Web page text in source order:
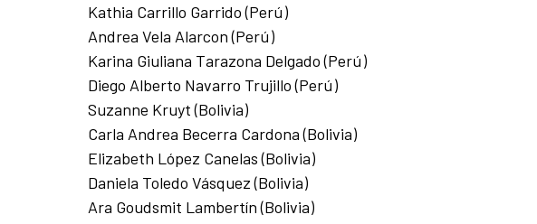
Kathia Carrillo Garrido (Perú)
Andrea Vela Alarcon (Perú)
Karina Giuliana Tarazona Delgado (Perú)
Diego Alberto Navarro Trujillo (Perú)
Suzanne Kruyt (Bolivia)
Carla Andrea Becerra Cardona (Bolivia)
Elizabeth López Canelas (Bolivia)
Daniela Toledo Vásquez (Bolivia)
Ara Goudsmit Lambertín (Bolivia)